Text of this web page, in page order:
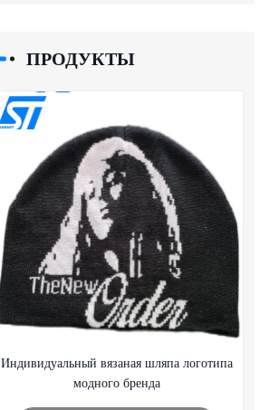
ПРОДУКТЫ
Индивидуальный вязаная шляпа логотипа
модного бренда